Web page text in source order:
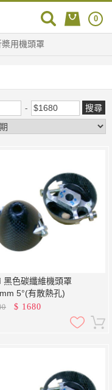
0
用機頭罩
黑色碳纖維機頭罩
5 °(有散熱孔)
$ 1680